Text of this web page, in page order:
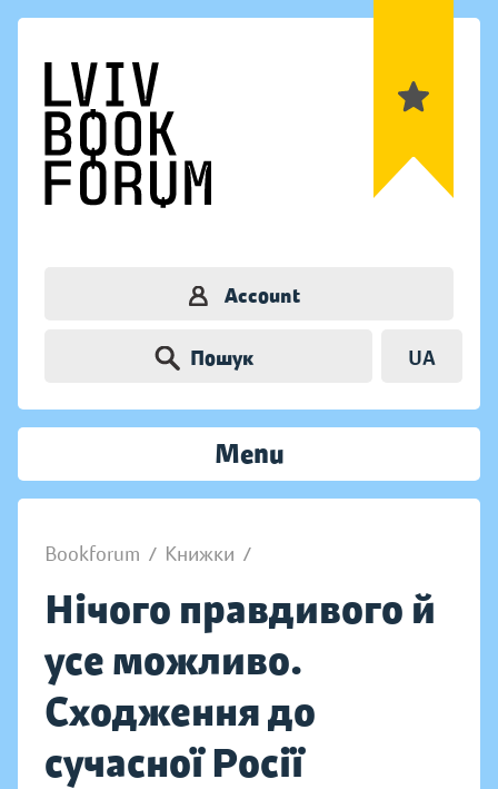
Account
Пошук UA
Menu
Bookforum / Книжки /
Нічого правдивого й
усе можливо.
Сходження до
сучасної Росії